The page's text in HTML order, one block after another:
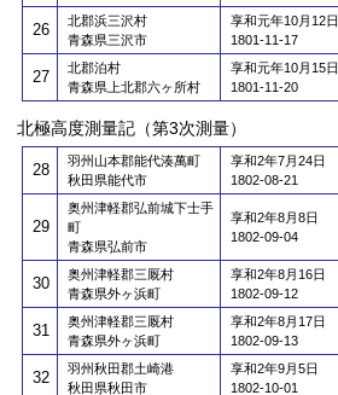
26
北郡浜三沢村
青森県三沢市
享和元年10月12日
1801-11-17
27
北郡泊村
青森県上北郡六ヶ所村
享和元年10月15日
1801-11-20
北極高度測量記（第3次測量）
28
羽州山本郡能代湊萬町
秋田県能代市
享和2年7月24日
1802-08-21
29
奥州津軽郡弘前城下士手
町
青森県弘前市
享和2年8月8日
1802-09-04
30
奥州津軽郡三厩村
青森県外ヶ浜町
享和2年8月16日
1802-09-12
31
奥州津軽郡三厩村
青森県外ヶ浜町
享和2年8月17日
1802-09-13
32
羽州秋田郡土崎港
秋田県秋田市
享和2年9月5日
1802-10-01